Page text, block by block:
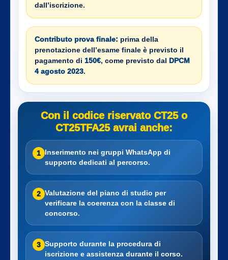
dall’iscrizione.
Contributo prova finale: prima della
prenotazione dell’esame finale è previsto il
pagamento di 150€, come previsto dal DPCM
4 agosto 2023.
Con il codice riservato CT25 o
CT25TFA25 avrai anche:
1 Inserimento nei gruppi WhatsApp di
supporto dedicati al percorso.
2 Valutazione del piano di studio per
verificare la coerenza con la classe di
concorso.
3 Supporto durante la procedura di
iscrizione e assistenza durante il corso.